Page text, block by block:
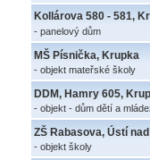
Kollárova 580 - 581,
- panelový dům
MŠ Písnička, Krupka
- objekt mateřské školy
DDM, Hamry 605,
- objekt - dům dětí a
ZŠ Rabasova, Ústí
- objekt školy